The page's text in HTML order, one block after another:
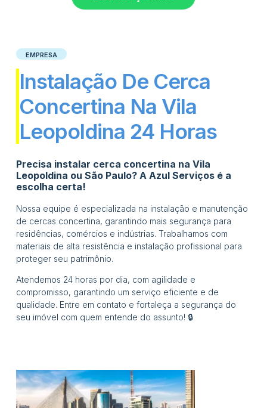
EMPRESA
Instalação De Cerca
Concertina Na Vila
Leopoldina 24 Horas
Precisa instalar cerca concertina na Vila
Leopoldina ou São Paulo? A Azul Serviços é a
escolha certa!
Nossa equipe é especializada na instalação e manutenção
de cercas concertina, garantindo mais segurança para
residências, comércios e indústrias. Trabalhamos com
materiais de alta resistência e instalação profissional para
proteger seu patrimônio.
Atendemos 24 horas por dia, com agilidade e
compromisso, garantindo um serviço eficiente e de
qualidade. Entre em contato e fortaleça a segurança do
seu imóvel com quem entende do assunto! 🔒